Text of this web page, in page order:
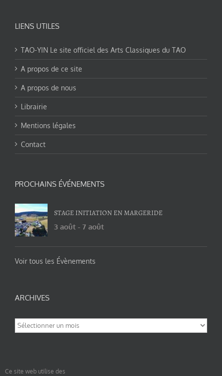
LIENS UTILES
TAO-YIN Le site officiel des Arts Classiques du TAO
A propos de ce site
A propos de nous
Librairie
Mentions légales
Contact
PROCHAINS ÉVÉNEMENTS
STAGE INITIATION EN MARGERIDE
3 août - 7 août
Voir tous les Évènements
ARCHIVES
Archives
Ce site web utilise des